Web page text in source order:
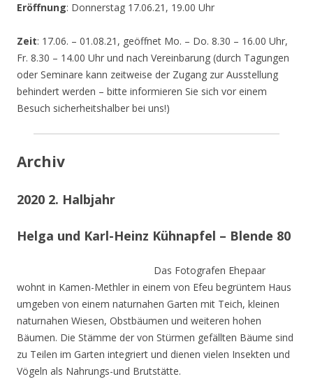
Eröffnung: Donnerstag 17.06.21, 19.00 Uhr
Zeit: 17.06. – 01.08.21, geöffnet Mo. – Do. 8.30 – 16.00 Uhr,
Fr. 8.30 – 14.00 Uhr und nach Vereinbarung (durch Tagungen
oder Seminare kann zeitweise der Zugang zur Ausstellung
behindert werden – bitte informieren Sie sich vor einem
Besuch sicherheitshalber bei uns!)
Archiv
2020 2. Halbjahr
Helga und Karl-Heinz Kühnapfel – Blende 80
Das Fotografen Ehepaar
wohnt in Kamen-Methler in einem von Efeu begrüntem Haus
umgeben von einem naturnahen Garten mit Teich, kleinen
naturnahen Wiesen, Obstbäumen und weiteren hohen
Bäumen. Die Stämme der von Stürmen gefällten Bäume sind
zu Teilen im Garten integriert und dienen vielen Insekten und
Vögeln als Nahrungs-und Brutstätte.